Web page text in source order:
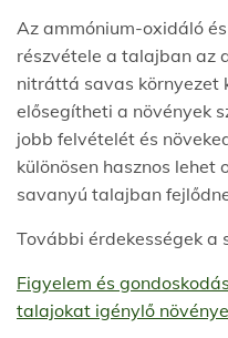
Az ammónium-oxidáló
részvétele a talajban az
nitráttá savas környezet
elősegítheti a növények
jobb felvételét és
különösen hasznos lehet
savanyú talajban
További érdekességek a
Figyelem és
talajokat igénylő